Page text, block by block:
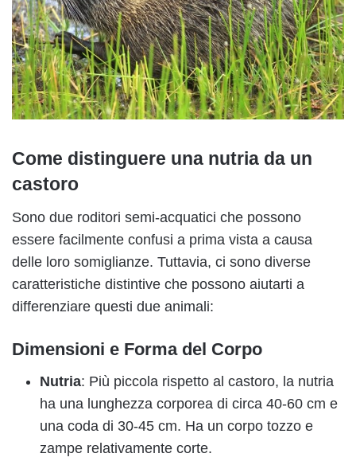
Come distinguere una nutria da un
castoro
Sono due roditori semi-acquatici che possono
essere facilmente confusi a prima vista a causa
delle loro somiglianze. Tuttavia, ci sono diverse
caratteristiche distintive che possono aiutarti a
differenziare questi due animali:
Dimensioni e Forma del Corpo
Nutria: Più piccola rispetto al castoro, la nutria
ha una lunghezza corporea di circa 40-60 cm e
una coda di 30-45 cm. Ha un corpo tozzo e
zampe relativamente corte.